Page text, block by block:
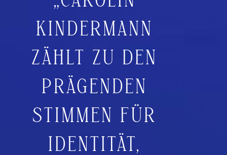
KINDERMANN
ZÄHLT ZU DEN
PRÄGENDEN
STIMMEN FÜR
IDENTITÄT,